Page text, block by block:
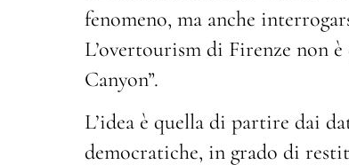
fenomeno, ma anche
L’overtourism di Firenze non
Canyon”.
L’idea è quella di partire dai
democratiche, in grado di